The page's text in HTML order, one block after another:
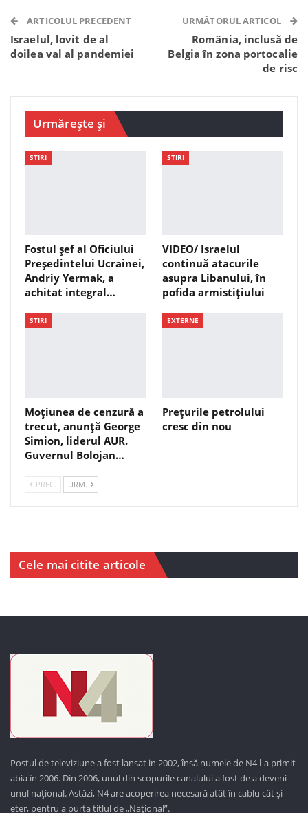
Telegram WhatsApp Viber
ARTICOLUL PRECEDENT
Israelul, lovit de al
doilea val al pandemiei
URMĂTORUL ARTICOL
România, inclusă de
Belgia în zona portocalie
de risc
Urmărește și
STIRI
Fostul șef al Oficiului
Președintelui Ucrainei,
Andriy Yermak, a
achitat integral…
STIRI
VIDEO/ Israelul
continuă atacurile
asupra Libanului, în
pofida armistițiului
STIRI
Moțiunea de cenzură a
trecut, anunță George
Simion, liderul AUR.
Guvernul Bolojan…
EXTERNE
Prețurile petrolului
cresc din nou
PREC. URM.
Cele mai citite articole
Postul de televiziune a fost lansat in 2002, însă numele de N4 l-a primit
abia în 2006. Din 2006, unul din scopurile canalului a fost de a deveni
unul național. Astăzi, N4 are acoperirea necesară atât în cablu cât și
eter, pentru a purta titlul de „Național”.